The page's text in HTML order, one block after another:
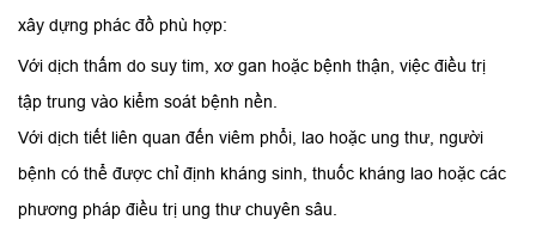
xây dựng phác đồ phù hợp:
Với dịch thấm do suy tim, xơ gan hoặc bệnh thận, việc điều trị
tập trung vào kiểm soát bệnh nền.
Với dịch tiết liên quan đến viêm phổi, lao hoặc ung thư, người
bệnh có thể được chỉ định kháng sinh, thuốc kháng lao hoặc các
phương pháp điều trị ung thư chuyên sâu.